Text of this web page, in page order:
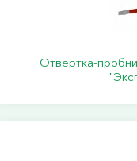
Отвертка-